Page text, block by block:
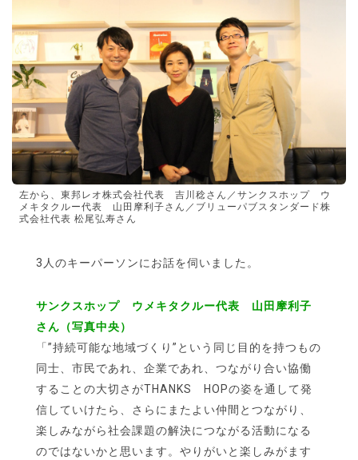
左から、東邦レオ株式会社代表 吉川稔さん／サンクスホップ ウ
メキタクルー代表 山田摩利子さん／ブリューパブスタンダード株
式会社代表 松尾弘寿さん
3人のキーパーソンにお話を伺いました。
サンクスホップ ウメキタクルー代表 山田摩利子
さん（写真中央）
「”持続可能な地域づくり”という同じ目的を持つもの
同士、市民であれ、企業であれ、つながり合い協働
することの大切さがTHANKS HOPの姿を通して発
信していけたら、さらにまたよい仲間とつながり、
楽しみながら社会課題の解決につながる活動になる
のではないかと思います。やりがいと楽しみがます